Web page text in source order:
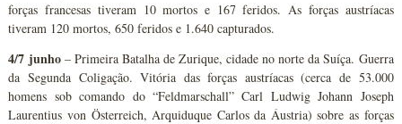
forças francesas tiveram 10 mortos e 167 feridos. As forças austríacas
tiveram 120 mortos, 650 feridos e 1.640 capturados.
4/7 junho– Primeira Batalha de Zurique, cidade no norte da Suíça. Guerra
da Segunda Coligação. Vitória das forças austríacas (cerca de 53.000
homens sob comando do “Feldmarschall” Carl Ludwig Johann Joseph
Laurentius von Österreich, Arquiduque Carlos da Áustria) sobre as forças